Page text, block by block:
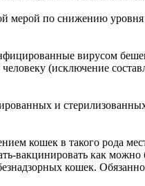
мерой по снижению
вирусом
(исключение
и
кошек в такого рода
вакцинировать как
кошек.